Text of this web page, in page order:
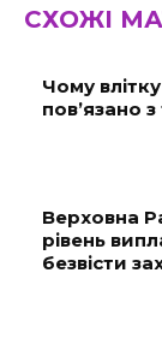
СХОЖІ
Чому
пов’язано
Верховна
рівень
безвісти